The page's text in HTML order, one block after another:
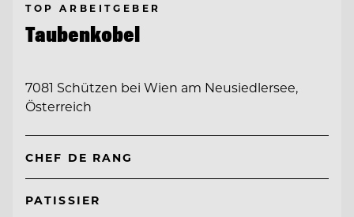
TOP ARBEITGEBER
Taubenkobel
7081 Schützen bei Wien am Neusiedlersee,
Österreich
CHEF DE RANG
PATISSIER